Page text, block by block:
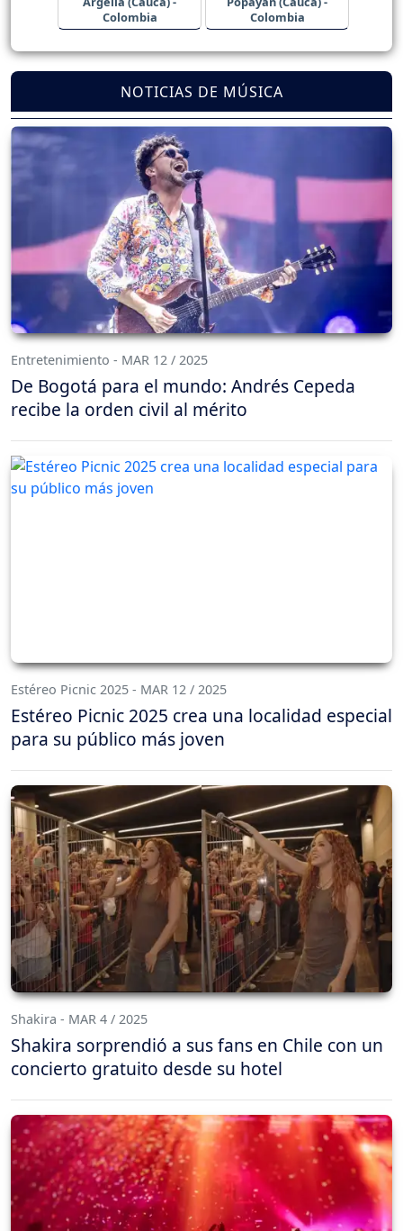
Colombia
Colombia
NOTICIAS DE MÚSICA
Entretenimiento - MAR 12 / 2025
De Bogotá para el mundo: Andrés Cepeda
recibe la orden civil al mérito
Estéreo Picnic 2025 - MAR 12 / 2025
Estéreo Picnic 2025 crea una localidad especial
para su público más joven
Shakira - MAR 4 / 2025
Shakira sorprendió a sus fans en Chile con un
concierto gratuito desde su hotel